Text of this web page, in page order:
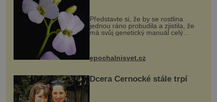
Představte si, že by se rostlina
jednou ráno probudila a zjistila, že
má svůj genetický manuál celý
vstupenka...
epochalnisvet.cz
Dcera Černocké stále trpí